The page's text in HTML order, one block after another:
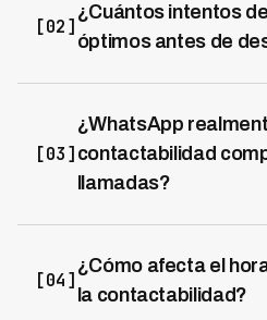
[02]
¿Cuántos intentos
óptimos antes de
en la mesa. Lo óptimo es 7-10
21-30 días, variando horarios y
agents para mantener esta
costos, ya que pueden
[03]
¿WhatsApp
contactabilidad
llamadas?
respuesta inicial que llamadas
Boomers, la llamada sigue
estrategia óptima es
[04]
¿Cómo afecta el
la contactabilidad?